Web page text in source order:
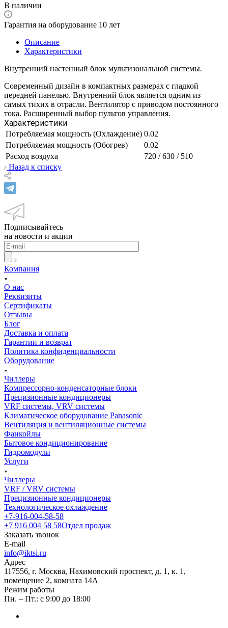
В наличии
Гарантия на оборудование 10 лет
Описание
Характеристики
Внутренний настенный блок мультизональной системы.
Современный дизайн в компактных размерах с гладкой
передней панелью. Внутренний блок является одним из
самых тихих в отрасли. Вентилятор с приводом постоянного
тока. Расширенный выбор пультов управления.
Характеристики
Потребляемая мощность (Охлаждение) 0.02
Потребляемая мощность (Обогрев)
0.02
Расход воздуха
720 / 630 / 510
Назад к списку
Подписывайтесь
на новости и акции
Компания
О нас
Реквизиты
Сертификаты
Отзывы
Блог
Доставка и оплата
Гарантии и возврат
Политика конфиденциальности
Оборудование
Чиллеры
Компрессорно-конденсаторные блоки
Прецизионные кондиционеры
VRF системы, VRV системы
Климатическое оборудование Panasonic
Вентиляция и вентиляционные системы
Фанкойлы
Бытовое кондиционирование
Гидромодули
Услуги
Чиллеры
VRF / VRV системы
Прецизионные кондиционеры
Технологическое охлаждение
+7-916-004-58-58
+7 916 004 58 58Отдел продаж
Заказать звонок
E-mail
info@iktsi.ru
Адрес
117556, г. Москва, Нахимовский проспект, д. 1, к. 1,
помещение 2, комната 14А
Режим работы
Пн. – Пт.: с 9:00 до 18:00